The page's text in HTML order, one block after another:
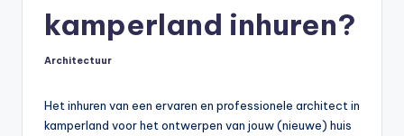
kamperland inhuren?
Geplaatst
Architectuur
Het inhuren van een ervaren en professionele architect in
kamperland voor het ontwerpen van jouw (nieuwe) huis